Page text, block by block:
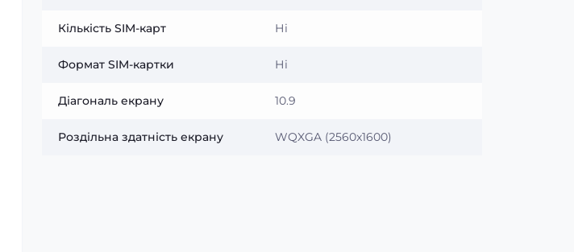
Кількість SIM-карт Ні
Формат SIM-картки Ні
Діагональ екрану 10.9
Роздільна здатність екрану WQXGA (2560x1600)